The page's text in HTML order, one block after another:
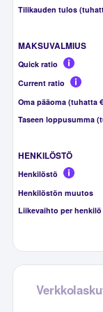
Tilikauden tulos
MAKSUVALMIUS
Quick ratio
Current ratio
Oma pääoma (tuhatta
Taseen loppusumma
HENKILÖSTÖ
Henkilöstö
Henkilöstön muutos
Liikevaihto per